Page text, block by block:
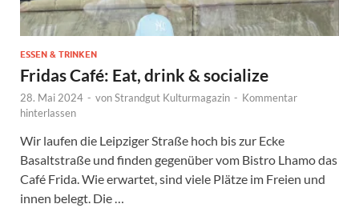
ESSEN & TRINKEN
Fridas Café: Eat, drink & socialize
28. Mai 2024 - vonStrandgut Kulturmagazin - Kommentar
hinterlassen
Wir laufen die Leipziger Straße hoch bis zur Ecke
Basaltstraße und finden gegenüber vom Bistro Lhamo das
Café Frida. Wie erwartet, sind viele Plätze im Freien und
innen belegt. Die …